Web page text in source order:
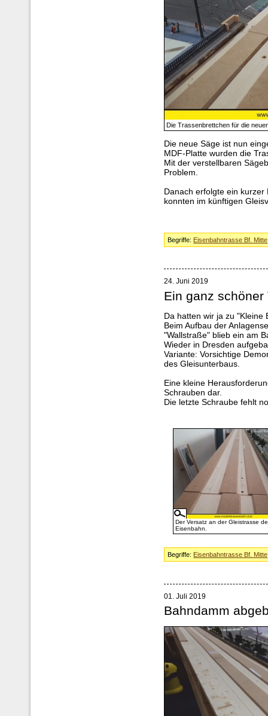
Die Trassenbrettchen für die
Die neue Säge ist nun
MDF-Platte wurden die
Mit der verstellbaren
Problem.
Danach erfolgte ein
konnten im künftigen
Begriffe: Eisenbahntrasse Bf. Mitte
24. Juni 2019
Ein ganz schöner
Da hatten wir ja zu "Kleine
Beim Aufbau der
"Wallstraße" blieb ein am
Wieder in Dresden
Variante: Vorsichtige
des Gleisunterbaus.
Eine kleine
Schrauben dar.
Die letzte Schraube fehlt
Der Versatz an der Gleistrasse
Eisenbahn.
Begriffe: Eisenbahntrasse Bf. Mitte
01. Juli 2019
Bahndamm